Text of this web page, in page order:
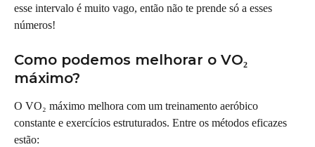
esse intervalo é muito vago, então não te prende só a esses
números!
Como podemos melhorar o VO₂
máximo?
O VO₂ máximo melhora com um treinamento aeróbico
constante e exercícios estruturados. Entre os métodos eficazes
estão: